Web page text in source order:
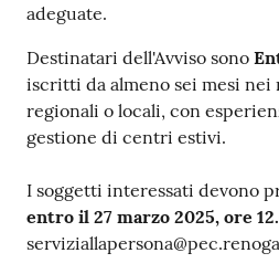
adeguate.
Destinatari dell'Avviso sono
iscritti da almeno sei mesi nei
regionali o locali, con
gestione di centri estivi.
I soggetti interessati devono
entro il 27 marzo 2025, ore